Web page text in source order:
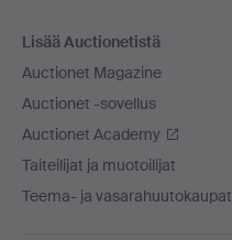
Lisää Auctionetistä
Auctionet Magazine
Auctionet -sovellus
Auctionet Academy
Taiteilijat ja muotoilijat
Teema- ja vasarahuutokaupat